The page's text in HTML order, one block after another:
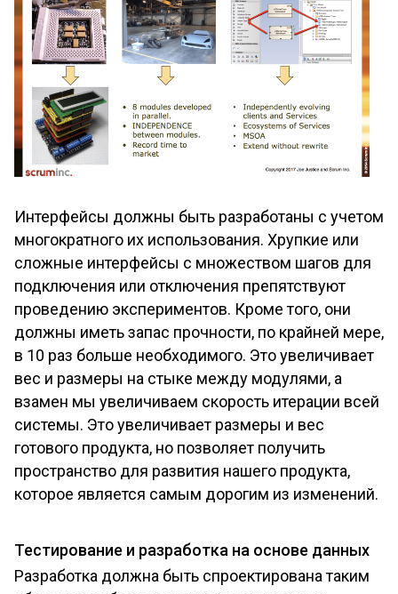
Интерфейсы должны быть разработаны с учетом
многократного их использования. Хрупкие или
сложные интерфейсы с множеством шагов для
подключения или отключения препятствуют
проведению экспериментов. Кроме того, они
должны иметь запас прочности, по крайней мере,
в 10 раз больше необходимого. Это увеличивает
вес и размеры на стыке между модулями, а
взамен мы увеличиваем скорость итерации всей
системы. Это увеличивает размеры и вес
готового продукта, но позволяет получить
пространство для развития нашего продукта,
которое является самым дорогим из изменений.
Тестирование и разработка на основе данных
Разработка должна быть спроектирована таким